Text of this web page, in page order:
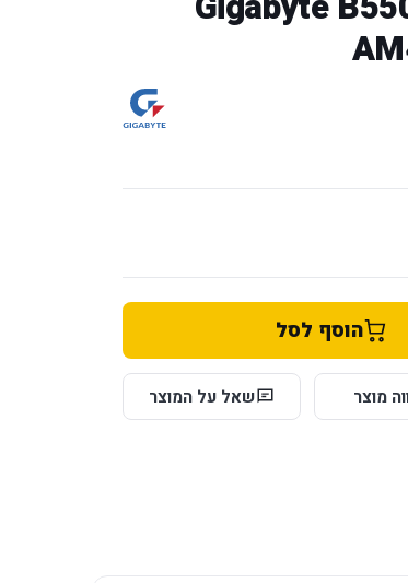
הוסף לסל
מוצר שאל על המוצר